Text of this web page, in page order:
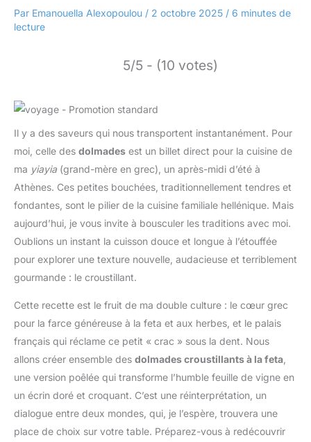
Par Emanouella Alexopoulou / 2 octobre 2025 / 6 minutes de
lecture
5/5 - (10 votes)
Il y a des saveurs qui nous transportent instantanément. Pour
moi, celle des dolmades est un billet direct pour la cuisine de
ma yiayia (grand-mère en grec), un après-midi d’été à
Athènes. Ces petites bouchées, traditionnellement tendres et
fondantes, sont le pilier de la cuisine familiale hellénique. Mais
aujourd’hui, je vous invite à bousculer les traditions avec moi.
Oublions un instant la cuisson douce et longue à l’étouffée
pour explorer une texture nouvelle, audacieuse et terriblement
gourmande : le croustillant.
Cette recette est le fruit de ma double culture : le cœur grec
pour la farce généreuse à la feta et aux herbes, et le palais
français qui réclame ce petit « crac » sous la dent. Nous
allons créer ensemble des dolmades croustillants à la feta
une version poêlée qui transforme l’humble feuille de vigne en
un écrin doré et croquant. C’est une réinterprétation, un
dialogue entre deux mondes, qui, je l’espère, trouvera une
place de choix sur votre table. Préparez-vous à redécouvrir